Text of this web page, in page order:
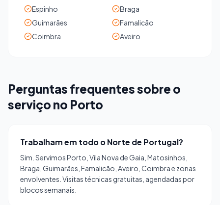
Espinho
Braga
Guimarães
Famalicão
Coimbra
Aveiro
Perguntas frequentes sobre o
serviço no Porto
Trabalham em todo o Norte de Portugal?
Sim. Servimos Porto, Vila Nova de Gaia, Matosinhos,
Braga, Guimarães, Famalicão, Aveiro, Coimbra e zonas
envolventes. Visitas técnicas gratuitas, agendadas por
blocos semanais.